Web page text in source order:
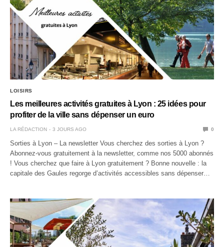
LOISIRS
Les meilleures activités gratuites à Lyon : 25 idées pour
profiter de la ville sans dépenser un euro
LA RÉDACTION 3 JOURS AGO 0
Sorties à Lyon – La newsletter Vous cherchez des sorties à Lyon ?
Abonnez-vous gratuitement à la newsletter, comme nos 5000 abonnés
! Vous cherchez que faire à Lyon gratuitement ? Bonne nouvelle : la
capitale des Gaules regorge d’activités accessibles sans dépenser…